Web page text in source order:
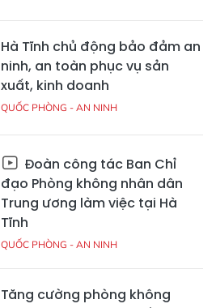
Hà Tĩnh chủ động bảo đảm an
ninh, an toàn phục vụ sản
xuất, kinh doanh
QUỐC PHÒNG - AN NINH
Đoàn công tác Ban Chỉ
đạo Phòng không nhân dân
Trung ương làm việc tại Hà
Tĩnh
QUỐC PHÒNG - AN NINH
Tăng cường phòng không